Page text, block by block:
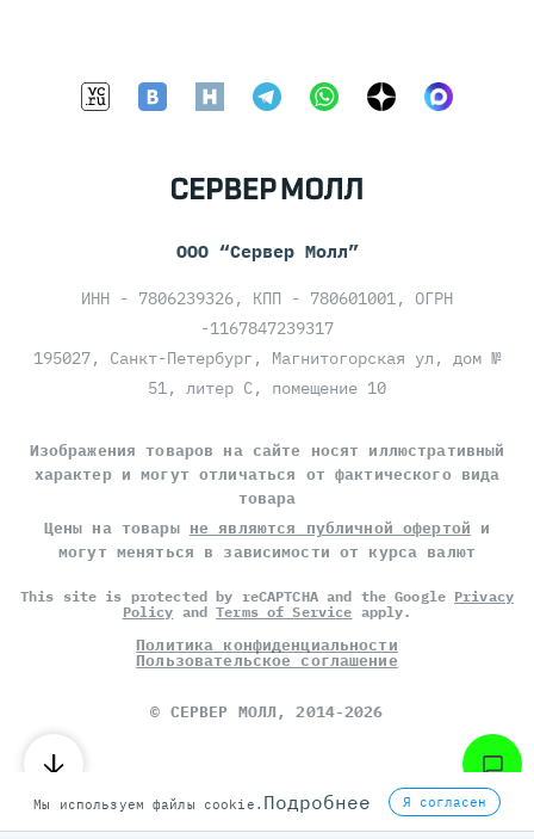
ООО “Сервер Молл”
ИНН - 7806239326, КПП - 780601001, ОГРН
-1167847239317
195027, Санкт-Петербург, Магнитогорская ул, дом №
51, литер С, помещение 10
Изображения товаров на сайте носят иллюстративный
характер и могут отличаться от фактического вида
товара
Цены на товары не являются публичной офертой и
могут меняться в зависимости от курса валют
This site is protected by reCAPTCHA and the Google Privacy
Policy andTerms of Service apply.
Политика конфиденциальности
Пользовательское соглашение
© СЕРВЕР МОЛЛ, 2014-2026
Мы используем файлы cookie. Подробнее Я согласен